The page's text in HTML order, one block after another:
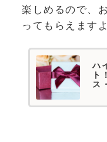
楽しめるので、
ってもらえますよ
ハ
ト
ス